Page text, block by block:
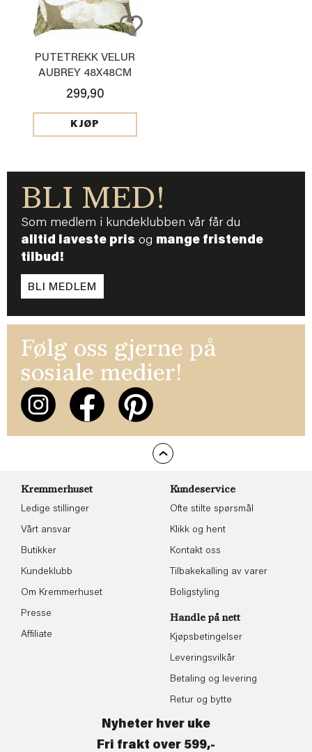
PUTETREKK VELUR
AUBREY 48X48CM
299,90
KJØP
BLI MED!
Som medlem i kundeklubben vår får du
alltid laveste pris og mange fristende
tilbud!
BLI MEDLEM
Følg oss gjerne på
sosiale medier!
Kremmerhuset
Ledige stillinger
Vårt ansvar
Butikker
Kundeklubb
Om Kremmerhuset
Presse
Affiliate
Kundeservice
Ofte stilte spørsmål
Klikk og hent
Kontakt oss
Tilbakekalling av varer
Boligstyling
Handle på nett
Kjøpsbetingelser
Leveringsvilkår
Betaling og levering
Retur og bytte
Nyheter hver uke
Fri frakt over 599,-